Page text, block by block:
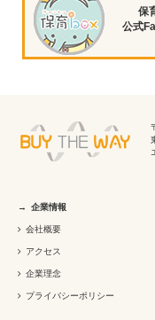
保
公式
企業情報
会社概要
アクセス
企業理念
プライバシーポリシー